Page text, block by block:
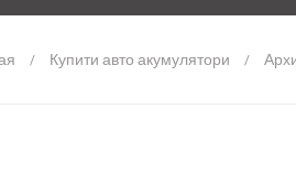
Купити авто акумулятори